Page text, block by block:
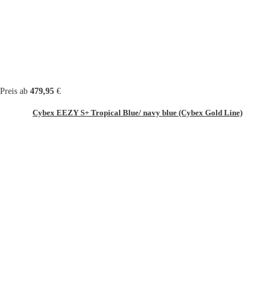
Preis ab 479,95 €
Cybex EEZY S+ Tropical Blue/ navy blue (Cybex Gold Line)